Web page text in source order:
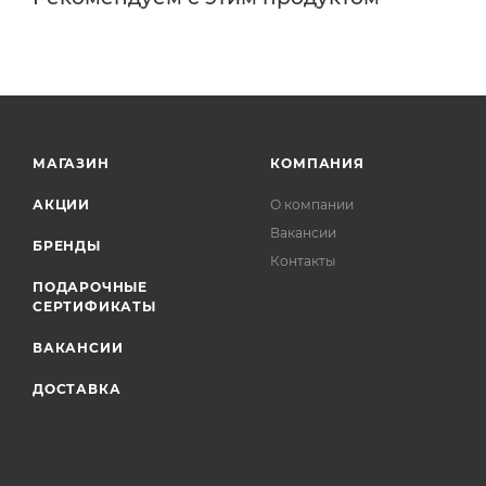
МАГАЗИН
АКЦИИ
БРЕНДЫ
ПОДАРОЧНЫЕ
СЕРТИФИКАТЫ
ВАКАНСИИ
ДОСТАВКА
КОМПАНИЯ
О компании
Вакансии
Контакты